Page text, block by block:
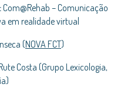
Com@Rehab – Comunicação
em realidade virtual
(NOVA FCT)
Costa (Grupo Lexicologia,